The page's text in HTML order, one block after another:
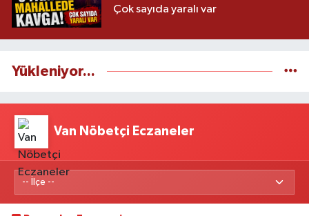
Çok sayıda yaralı var
Yükleniyor...
Van Nöbetçi Eczaneler